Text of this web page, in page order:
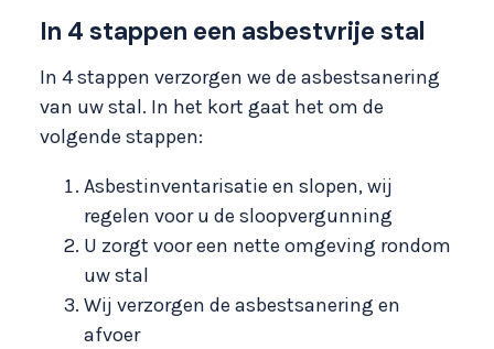
In 4 stappen een asbestvrije stal
In 4 stappen verzorgen we de asbestsanering
van uw stal. In het kort gaat het om de
volgende stappen:
Asbestinventarisatie en slopen, wij
regelen voor u de sloopvergunning
U zorgt voor een nette omgeving rondom
uw stal
Wij verzorgen de asbestsanering en
afvoer